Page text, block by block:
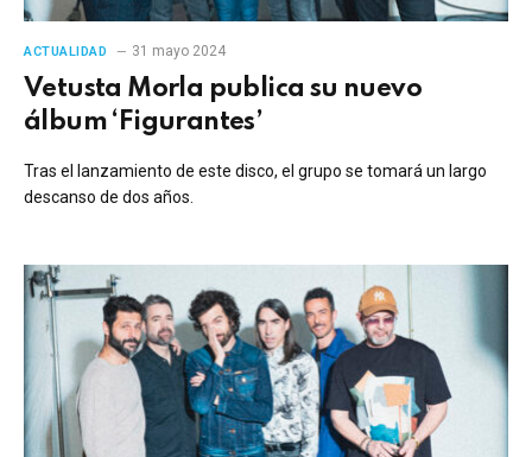
ACTUALIDAD 31 mayo 2024
Vetusta Morla publica su nuevo
álbum ‘Figurantes’
Tras el lanzamiento de este disco, el grupo se tomará un largo
descanso de dos años.